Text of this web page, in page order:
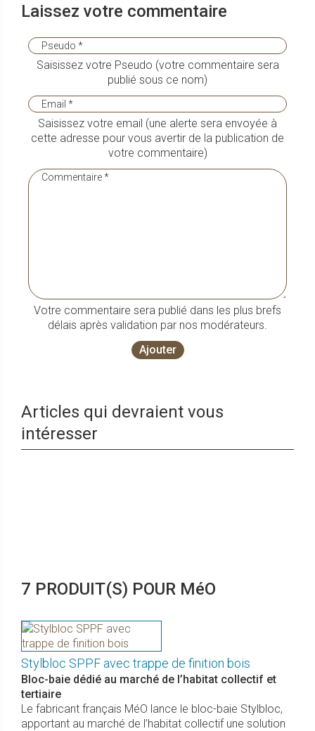
Laissez votre commentaire
Saisissez votre Pseudo (votre commentaire sera
publié sous ce nom)
Saisissez votre email (une alerte sera envoyée à
cette adresse pour vous avertir de la publication de
votre commentaire)
Votre commentaire sera publié dans les plus brefs
délais après validation par nos modérateurs.
Ajouter
Articles qui devraient vous
intéresser
7 PRODUIT(S) POUR MéO
Stylbloc SPPF avec trappe de finition bois
Bloc-baie dédié au marché de l’habitat collectif et
tertiaire
Le fabricant français MéO lance le bloc-baie Stylbloc,
apportant au marché de l’habitat collectif une solution